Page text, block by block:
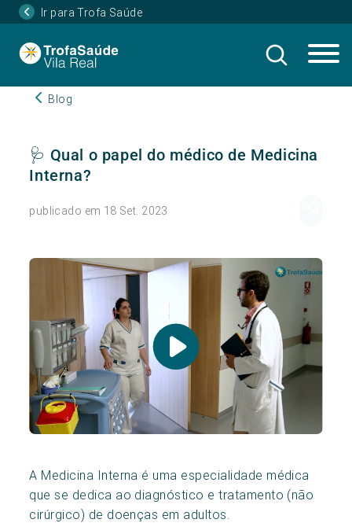
Ir para Trofa Saúde
Blog
🩺 Qual o papel do médico de Medicina
Interna?
publicado em 18 Set. 2023
A Medicina Interna é uma especialidade médica
que se dedica ao diagnóstico e tratamento (não
cirúrgico) de doenças em adultos.